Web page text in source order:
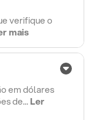
verifique o
mais
em dólares
de...Ler